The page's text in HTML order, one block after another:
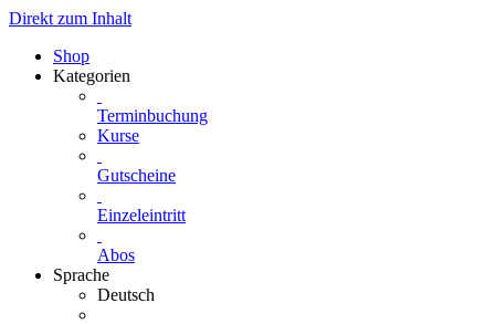
Direkt zum Inhalt
Shop
Kategorien
Terminbuchung
Kurse
Gutscheine
Einzeleintritt
Abos
Sprache
Deutsch